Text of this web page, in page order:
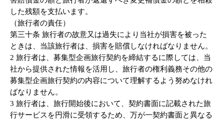
した残額を支払います。
（旅行者の責任）
第三十条 旅行者の故意又は過失により当社が損害を被った
ときは、当該旅行者は、損害を賠償しなければなりません。
2 旅行者は、募集型企画旅行契約を締結するに際しては、当
社から提供された情報を活用し、旅行者の権利義務その他の
募集型企画旅行契約の内容について理解するよう努めなけれ
ばなりません。
3 旅行者は、旅行開始後において、契約書面に記載された旅
行サービスを円滑に受領するため、万が一契約書面と異なる